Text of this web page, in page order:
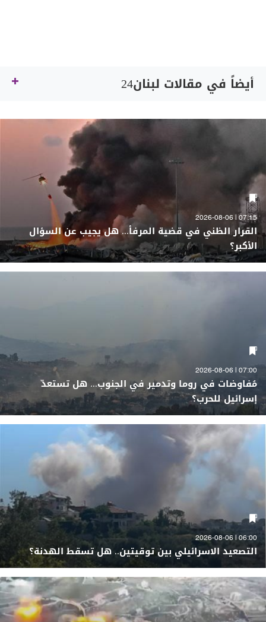
أيضاً في مقالات لبنان24
07:15 | 2026-08-06
القرار الظني في قضية المرفأ... هل يجيب عن السؤال
الأكبر؟
07:00 | 2026-08-06
مُفاوضات في روما وتدمير في الجنوب... هل تستعدّ
إسرائيل للحرب؟
06:00 | 2026-08-06
التصعيد الاسرائيلي بين توقيتين.. هل تسقط الهدنة؟